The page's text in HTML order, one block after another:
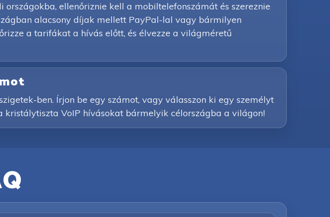
ellenőriznie kell a mobiltelefonszámát és szereznie
alacsony díjak mellett PayPal-lal vagy bármilyen
a tarifákat a hívás előtt, és élvezze a világméretű
ben. Írjon be egy számot, vagy válasszon ki egy személyt
VoIP hívásokat bármelyik célországba a világon!